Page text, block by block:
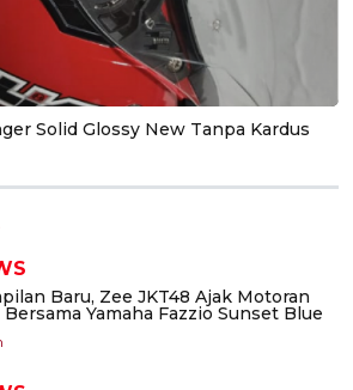
Solid Glossy New Tanpa Kardus
Baru, Zee JKT48 Ajak Motoran
Bersama Yamaha Fazzio Sunset Blue